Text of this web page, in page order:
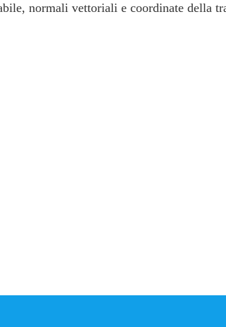
normali vettoriali e coordinate della